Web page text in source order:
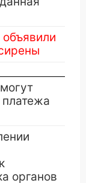
платежа
органов